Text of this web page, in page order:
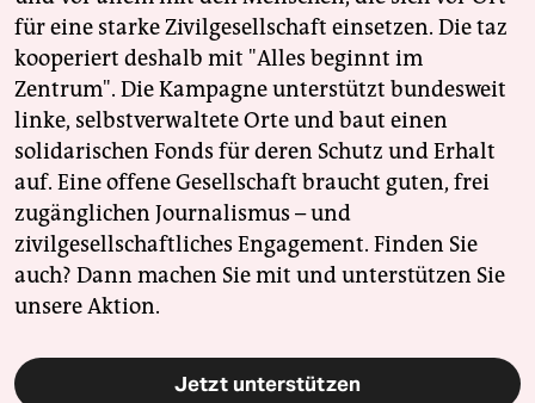
für eine starke Zivilgesellschaft einsetzen. Die taz
kooperiert deshalb mit "Alles beginnt im
Zentrum". Die Kampagne unterstützt bundesweit
linke, selbstverwaltete Orte und baut einen
solidarischen Fonds für deren Schutz und Erhalt
auf. Eine offene Gesellschaft braucht guten, frei
zugänglichen Journalismus – und
zivilgesellschaftliches Engagement. Finden Sie
auch? Dann machen Sie mit und unterstützen Sie
unsere Aktion.
Jetzt unterstützen